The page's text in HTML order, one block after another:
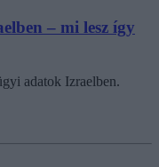
– mi lesz így
adatok Izraelben.